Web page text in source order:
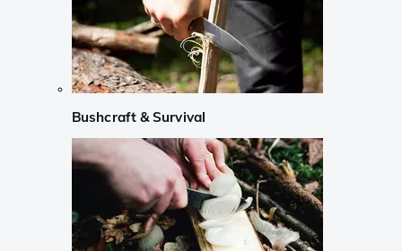
Bushcraft & Survival